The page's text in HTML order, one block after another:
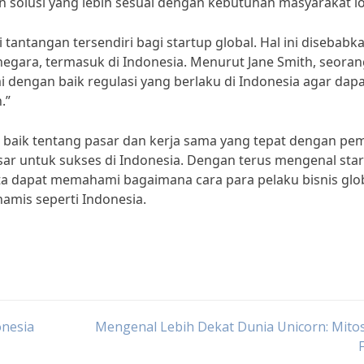
tersendiri bagi startup global. Hal ini
termasuk di Indonesia. Menurut Jane Smith,
baik regulasi yang berlaku di Indonesia agar
tentang pasar dan kerja sama yang tepat dengan
untuk sukses di Indonesia. Dengan terus mengenal
dapat memahami bagaimana cara para pelaku bisnis
seperti Indonesia.
Mengenal Lebih Dekat Dunia Unicorn: